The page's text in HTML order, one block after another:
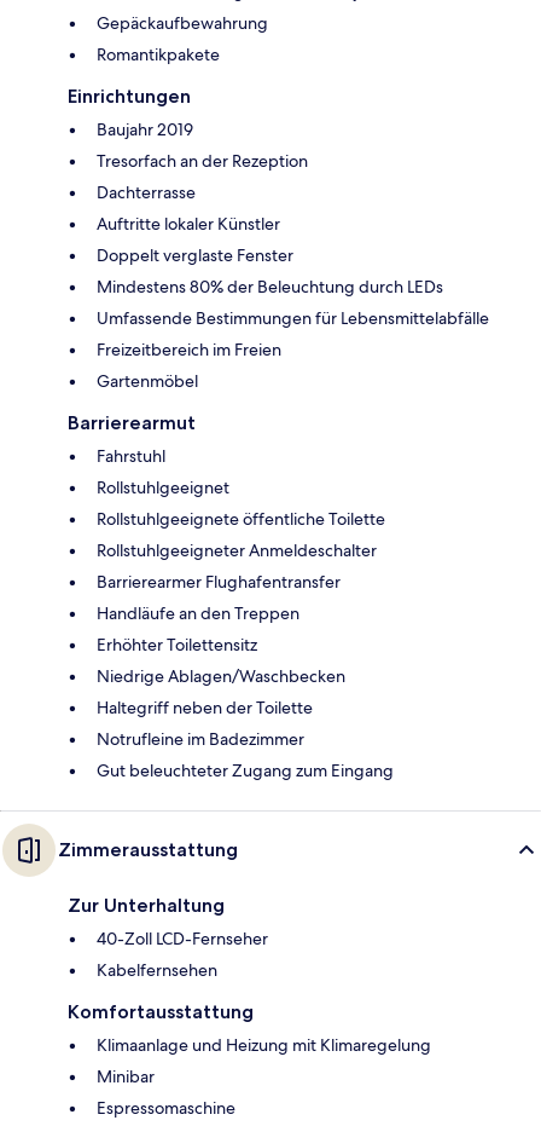
Gepäckaufbewahrung
Romantikpakete
Einrichtungen
Baujahr 2019
Tresorfach an der Rezeption
Dachterrasse
Auftritte lokaler Künstler
Doppelt verglaste Fenster
Mindestens 80% der Beleuchtung durch LEDs
Umfassende Bestimmungen für Lebensmittelabfälle
Freizeitbereich im Freien
Gartenmöbel
Barrierearmut
Fahrstuhl
Rollstuhlgeeignet
Rollstuhlgeeignete öffentliche Toilette
Rollstuhlgeeigneter Anmeldeschalter
Barrierearmer Flughafentransfer
Handläufe an den Treppen
Erhöhter Toilettensitz
Niedrige Ablagen/Waschbecken
Haltegriff neben der Toilette
Notrufleine im Badezimmer
Gut beleuchteter Zugang zum Eingang
Zimmerausstattung
Zur Unterhaltung
40-Zoll LCD-Fernseher
Kabelfernsehen
Komfortausstattung
Klimaanlage und Heizung mit Klimaregelung
Minibar
Espressomaschine